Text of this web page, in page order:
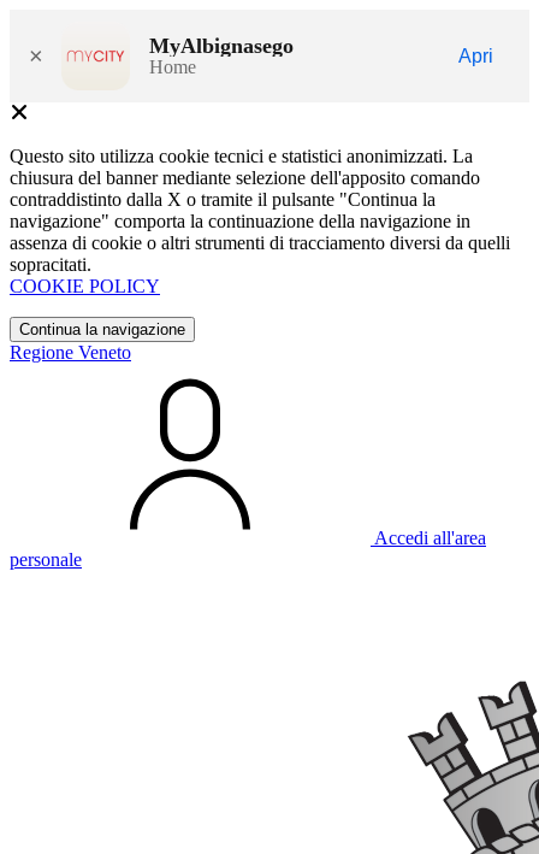
× MyAlbignasego
Home
Apri
Questo sito utilizza cookie tecnici e statistici anonimizzati. La
chiusura del banner mediante selezione dell'apposito comando
contraddistinto dalla X o tramite il pulsante "Continua la
navigazione" comporta la continuazione della navigazione in
assenza di cookie o altri strumenti di tracciamento diversi da quelli
sopracitati.
COOKIE POLICY
Continua la navigazione
Regione Veneto
Accedi all'area
personale